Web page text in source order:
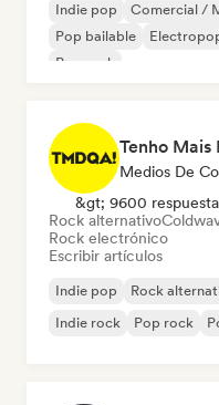
Indie pop Comercial /
Pop bailable
Pop rock
Tenho Mais
Medios De
&gt; 9600
Rock alternativo
Rock electrónico
Escribir artículos
Indie pop Rock
Indie rock
Pop rock